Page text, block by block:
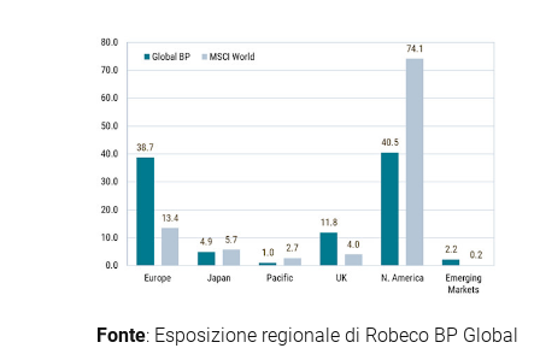
Fonte: Esposizione regionale di Robeco BP Global